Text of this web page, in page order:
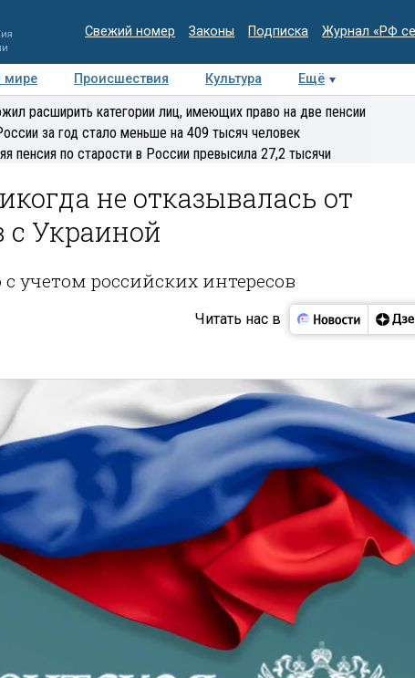
Свежий номер Законы Подписка Журнал «РФ
мире Происшествия Культура
Ещё
Медиацентр Интервью Колумнисты
расширить категории лиц, имеющих право на две пенсии
за год стало меньше на 409 тысяч человек
пенсия по старости в России превысила 27,2 тысячи
не отказывалась от
с Украиной
учетом российских интересов
Читать нас в